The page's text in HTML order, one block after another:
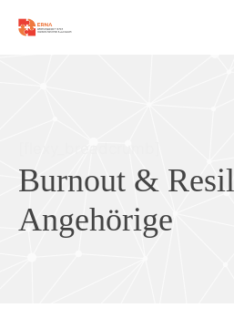
Inhalt
Burnout &
Angehörige